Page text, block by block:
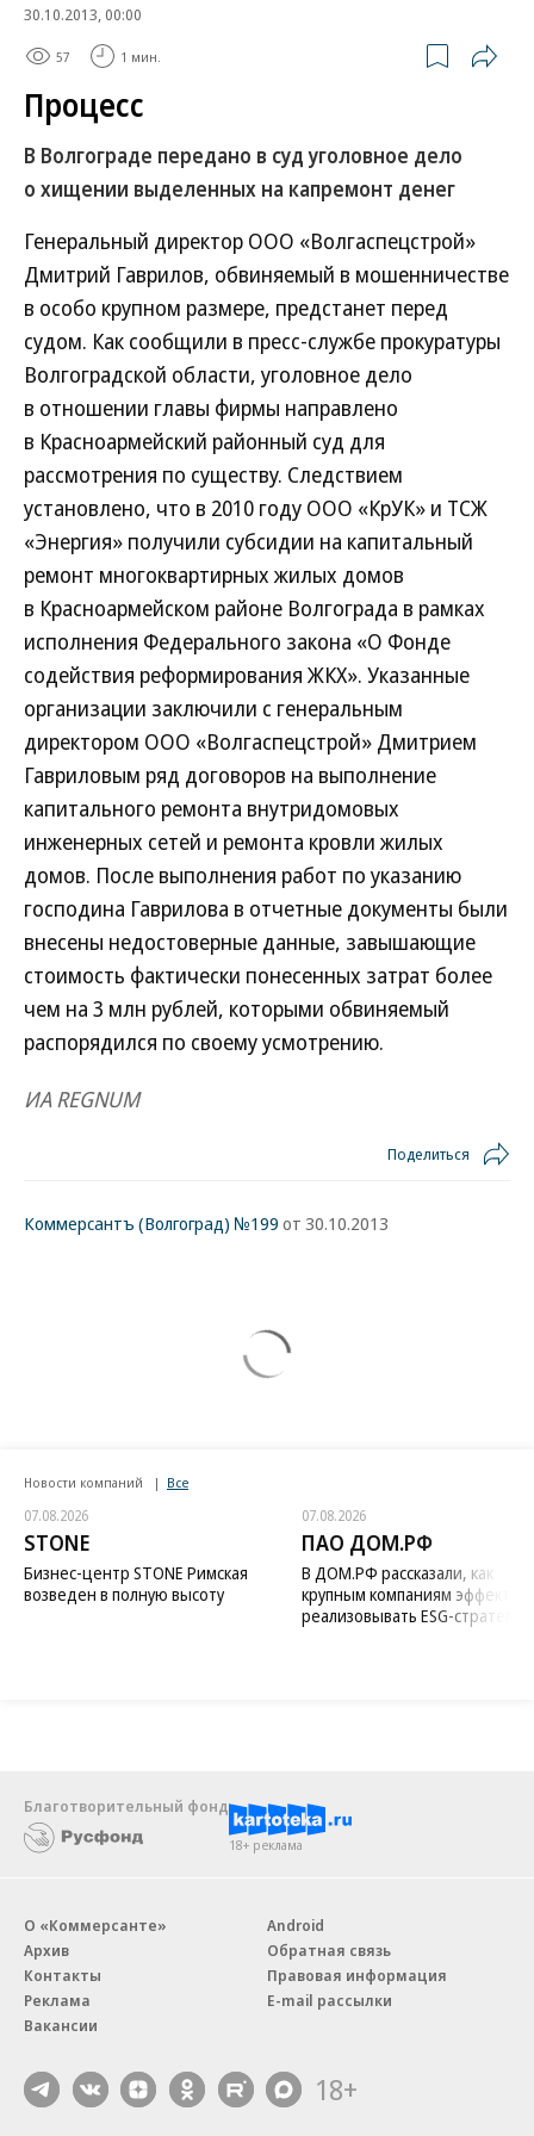
30.10.2013, 00:00
57 1 мин.
Процесс
В Волгограде передано в суд уголовное дело
о хищении выделенных на капремонт денег
Генеральный директор ООО «Волгаспецстрой»
Дмитрий Гаврилов, обвиняемый в мошенничестве
в особо крупном размере, предстанет перед
судом. Как сообщили в пресс-службе прокуратуры
Волгоградской области, уголовное дело
в отношении главы фирмы направлено
в Красноармейский районный суд для
рассмотрения по существу. Следствием
установлено, что в 2010 году ООО «КрУК» и ТСЖ
«Энергия» получили субсидии на капитальный
ремонт многоквартирных жилых домов
в Красноармейском районе Волгограда в рамках
исполнения Федерального закона «О Фонде
содействия реформирования ЖКХ». Указанные
организации заключили с генеральным
директором ООО «Волгаспецстрой» Дмитрием
Гавриловым ряд договоров на выполнение
капитального ремонта внутридомовых
инженерных сетей и ремонта кровли жилых
домов. После выполнения работ по указанию
господина Гаврилова в отчетные документы были
внесены недостоверные данные, завышающие
стоимость фактически понесенных затрат более
чем на 3 млн рублей, которыми обвиняемый
распорядился по своему усмотрению.
ИА REGNUM
Поделиться
Коммерсантъ (Волгоград) №199 от 30.10.2013
Новости компаний Все
07.08.2026
STONE
Бизнес-центр STONE Римская
возведен в полную высоту
07.08.2026
ПАО ДОМ.РФ
В ДОМ.РФ рассказали, как
крупным компаниям
реализовывать ESG-стратегию
Благотворительный фонд
18+ реклама
О «Коммерсанте»
Архив
Контакты
Реклама
Вакансии
Android
Обратная связь
Правовая информация
E-mail рассылки
18+